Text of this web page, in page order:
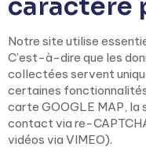
caractère
Notre site utilise
C’est-à-dire que les
collectées servent
certaines
carte GOOGLE MAP, la
contact via re-
vidéos via VIMEO).